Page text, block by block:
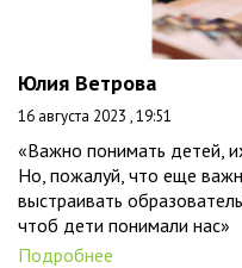
Юлия Ветрова
16 августа 2023 , 19:51
«Важно понимать детей,
Но, пожалуй, что еще
выстраивать
чтоб дети понимали нас»
Подробнее